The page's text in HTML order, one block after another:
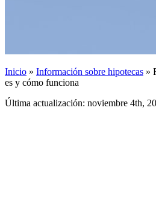
Inicio » Información sobre hipotecas »
es y cómo funciona
Última actualización: noviembre 4th,